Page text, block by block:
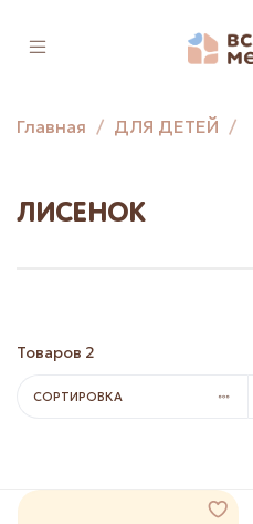
Главная ДЛЯ ДЕТЕЙ
ЛИСЕНОК
Товаров 2
СОРТИРОВКА